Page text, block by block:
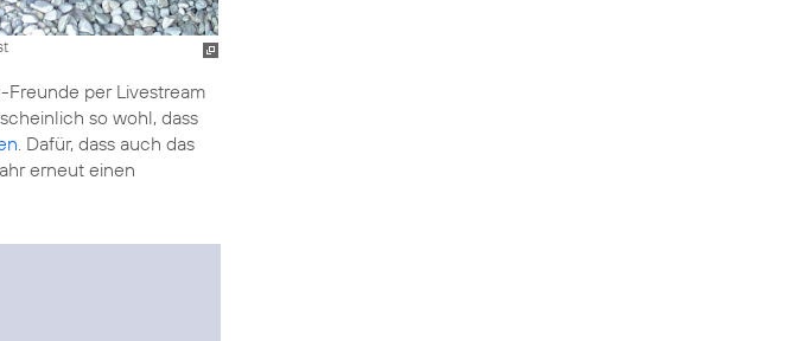
Freunde per Livestream
so wohl, dass
. Dafür, dass auch das
erneut einen